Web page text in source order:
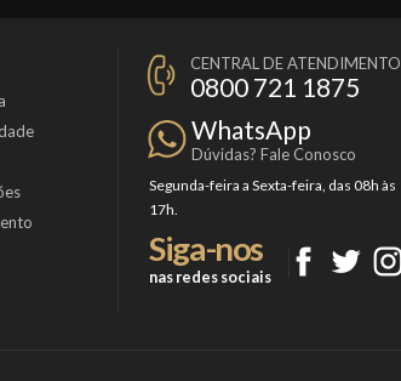
CENTRAL DE ATENDIMENTO
0800 721 1875
WhatsApp
Dúvidas? Fale Conosco
Segunda-feira a Sexta-feira, das 08h às
17h.
Siga-nos
nas redes sociais